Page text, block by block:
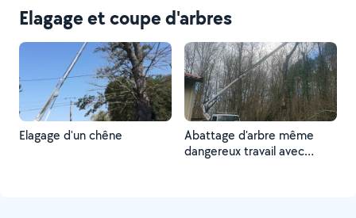
Elagage et coupe d'arbres
Elagage d'un chêne
Abattage d'arbre même
dangereux travail avec